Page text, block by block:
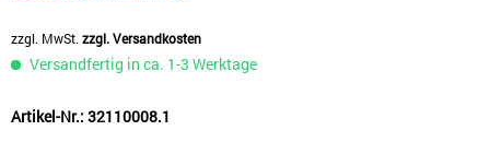
zzgl. MwSt. zzgl. Versandkosten
Versandfertig in ca. 1-3 Werktage
Artikel-Nr.: 32110008.1